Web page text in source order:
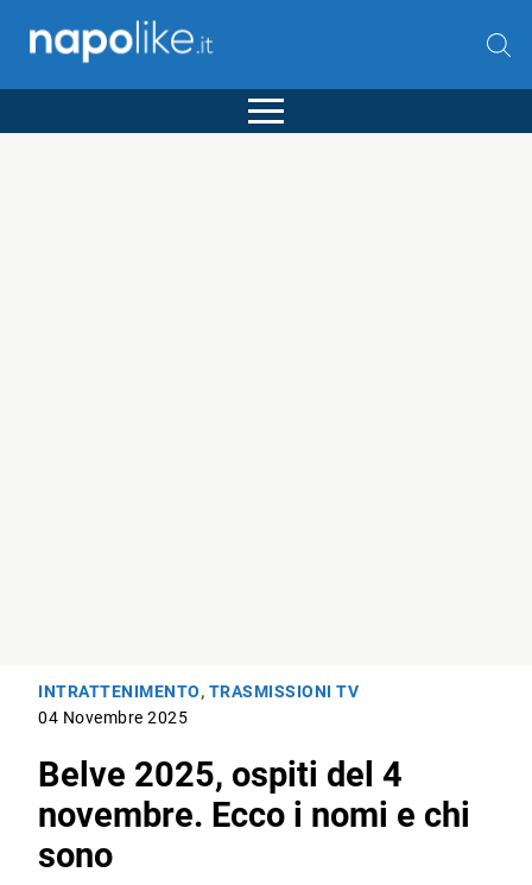
INTRATTENIMENTO, TRASMISSIONI TV
04 Novembre 2025
Belve 2025, ospiti del 4
novembre. Ecco i nomi e chi
sono